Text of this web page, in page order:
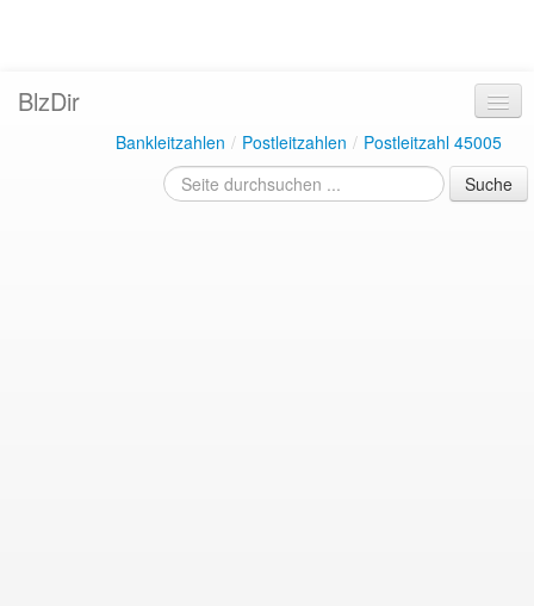
BlzDir
Bankleitzahlen / Postleitzahlen / Postleitzahl 45005
Suche